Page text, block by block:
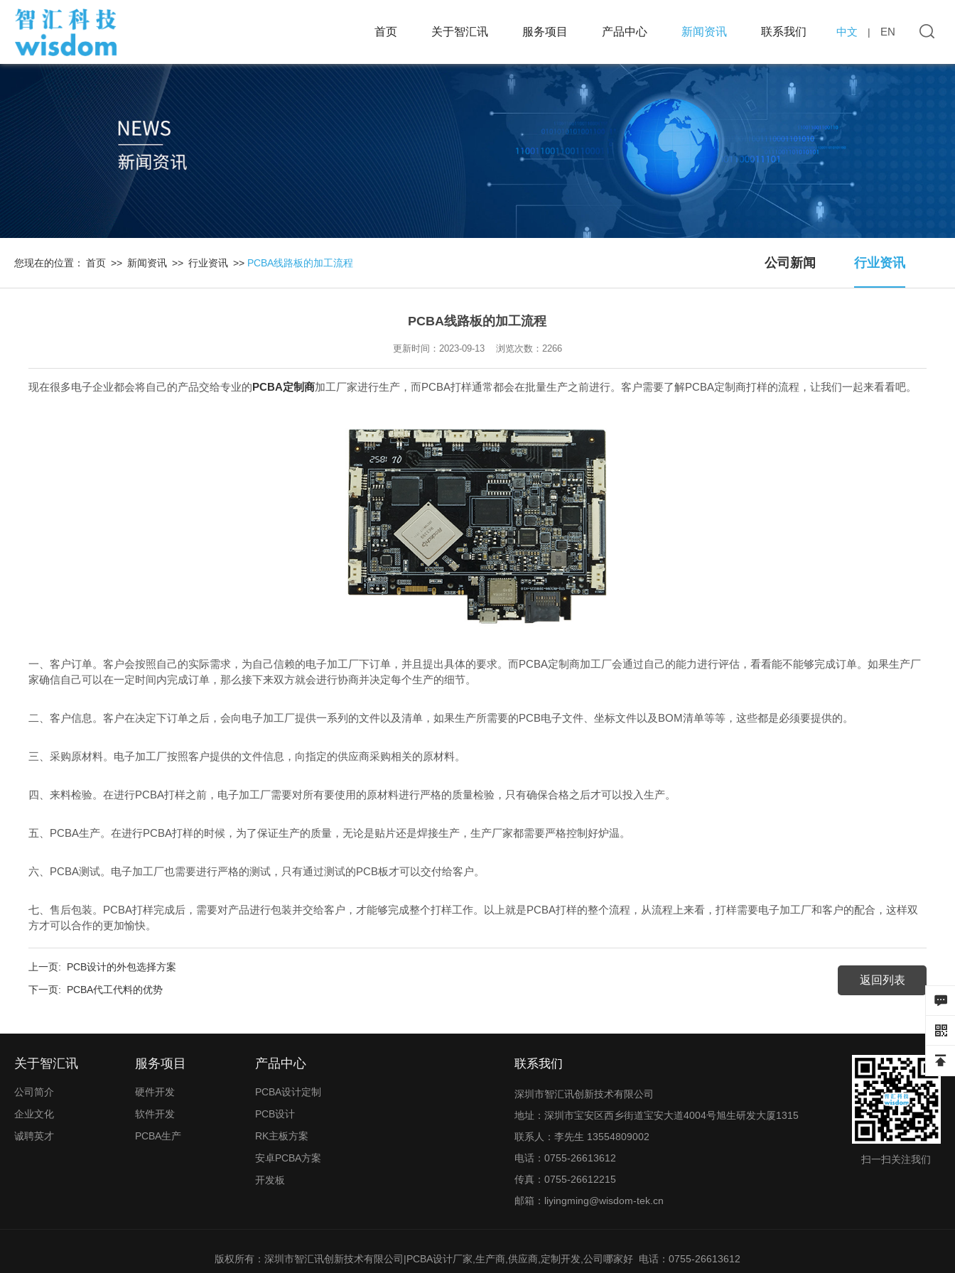
中文 | EN
首页 关于智汇讯 服务项目 产品中心 新闻资讯 联系我们
公司新闻 行业资讯
您现在的位置： 首页 >> 新闻资讯 >> 行业资讯 >> PCBA线路板的加工流程
PCBA线路板的加工流程
更新时间：2023-09-13 浏览次数： 2266
现在很多电子企业都会将自己的产品交给专业的PCBA定制商加工厂家进行生产，而PCBA打样通常都会在批量生产之前进行。客户需要了解PCBA定制商打样的流程，让我们一起来看看吧。
一、客户订单。客户会按照自己的实际需求，为自己信赖的电子加工厂下订单，并且提出具体的要求。而PCBA定制商加工厂会通过自己的能力进行评估，看看能不能够完成订单。如果生产厂
家确信自己可以在一定时间内完成订单，那么接下来双方就会进行协商并决定每个生产的细节。
二、客户信息。客户在决定下订单之后，会向电子加工厂提供一系列的文件以及清单，如果生产所需要的PCB电子文件、坐标文件以及BOM清单等等，这些都是必须要提供的。
三、采购原材料。电子加工厂按照客户提供的文件信息，向指定的供应商采购相关的原材料。
四、来料检验。在进行PCBA打样之前，电子加工厂需要对所有要使用的原材料进行严格的质量检验，只有确保合格之后才可以投入生产。
五、PCBA生产。在进行PCBA打样的时候，为了保证生产的质量，无论是贴片还是焊接生产，生产厂家都需要严格控制好炉温。
六、PCBA测试。电子加工厂也需要进行严格的测试，只有通过测试的PCB板才可以交付给客户。
七、售后包装。PCBA打样完成后，需要对产品进行包装并交给客户，才能够完成整个打样工作。以上就是PCBA打样的整个流程，从流程上来看，打样需要电子加工厂和客户的配合，这样双
方才可以合作的更加愉快。
返回列表
上一页: PCB设计的外包选择方案
下一页: PCBA代工代料的优势
关于智汇讯
公司简介
企业文化
诚聘英才
服务项目
硬件开发
软件开发
PCBA生产
产品中心
PCBA设计定制
PCB设计
RK主板方案
安卓PCBA方案
开发板
联系我们
深圳市智汇讯创新技术有限公司
地址：深圳市宝安区西乡街道宝安大道4004号旭生研发大厦1315
联系人：李先生 13554809002
电话：0755-26613612
传真：0755-26612215
邮箱：liyingming@wisdom-tek.cn
扫一扫关注我们
版权所有：深圳市智汇讯创新技术有限公司|PCBA设计厂家,生产商,供应商,定制开发,公司哪家好 电话：0755-26613612